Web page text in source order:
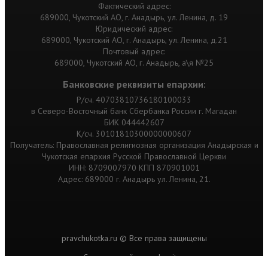
Фактический адрес:
689000, Чукотский АО, г. Анадырь, ул. Ленина, д. 19
Юридический адрес:
689000, Чукотский АО, г. Анадырь, ул. Ленина, д.21
Почтовый адрес:
689000, Чукотский АО, г. Анадырь, а\я №25
Банковские реквизиты епархии:
Р/сч. 40703810736180100033
в Северо-Восточный банк Сбербанка России г. Магадан
БИК 044442607
К/сч. 30101810300000000607
Получатель: Православная религиозная организация Анадырская и
Чукотская епархия Русской Православной Церкви
ИНН: 8709007970 КПП 870901001
Адрес: 689000 г. Анадырь ул. Ленина, 21.
pravchukotka.ru © Все права защищены